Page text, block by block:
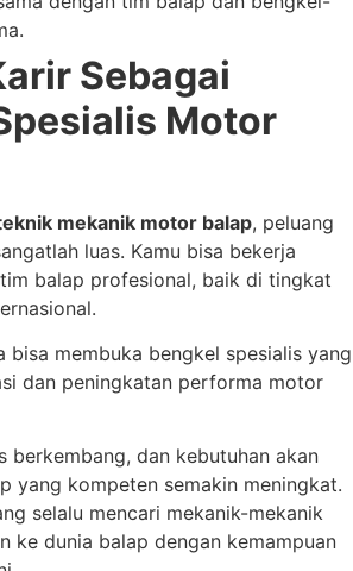
Sebagai
Motor
mekanik motor balap, peluang
luas. Kamu bisa bekerja
balap profesional, baik di tingkat
bisa membuka bengkel spesialis yang
dan peningkatan performa motor
berkembang, dan kebutuhan akan
yang kompeten semakin meningkat.
selalu mencari mekanik-mekanik
ke dunia balap dengan kemampuan